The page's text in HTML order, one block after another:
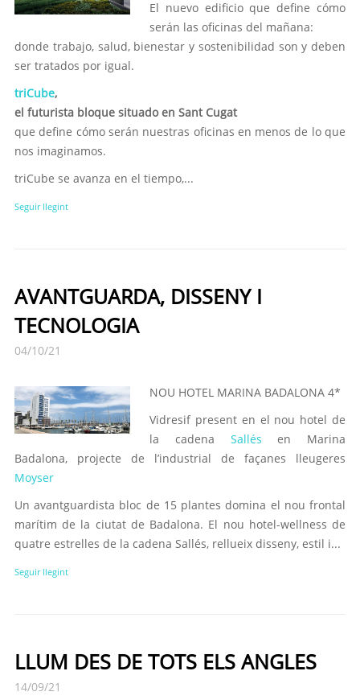
El nuevo edificio que define cómo
serán las oficinas del mañana:
donde trabajo, salud, bienestar y sostenibilidad son y deben
ser tratados por igual.
triCube,
el futurista bloque situado en Sant Cugat
que define cómo serán nuestras oficinas en menos de lo que
nos imaginamos.
triCube se avanza en el tiempo,...
Seguir llegint
AVANTGUARDA, DISSENY I
TECNOLOGIA
04/10/21
NOU HOTEL MARINA BADALONA 4*
Vidresif present en el nou hotel de
la cadena Sallésen Marina
Badalona, projecte de l’industrial de façanes lleugeres
Moyser
Un avantguardista bloc de 15 plantes domina el nou frontal
marítim de la ciutat de Badalona. El nou hotel-wellness de
quatre estrelles de la cadena Sallés, rellueix disseny, estil i...
Seguir llegint
LLUM DES DE TOTS ELS ANGLES
14/09/21